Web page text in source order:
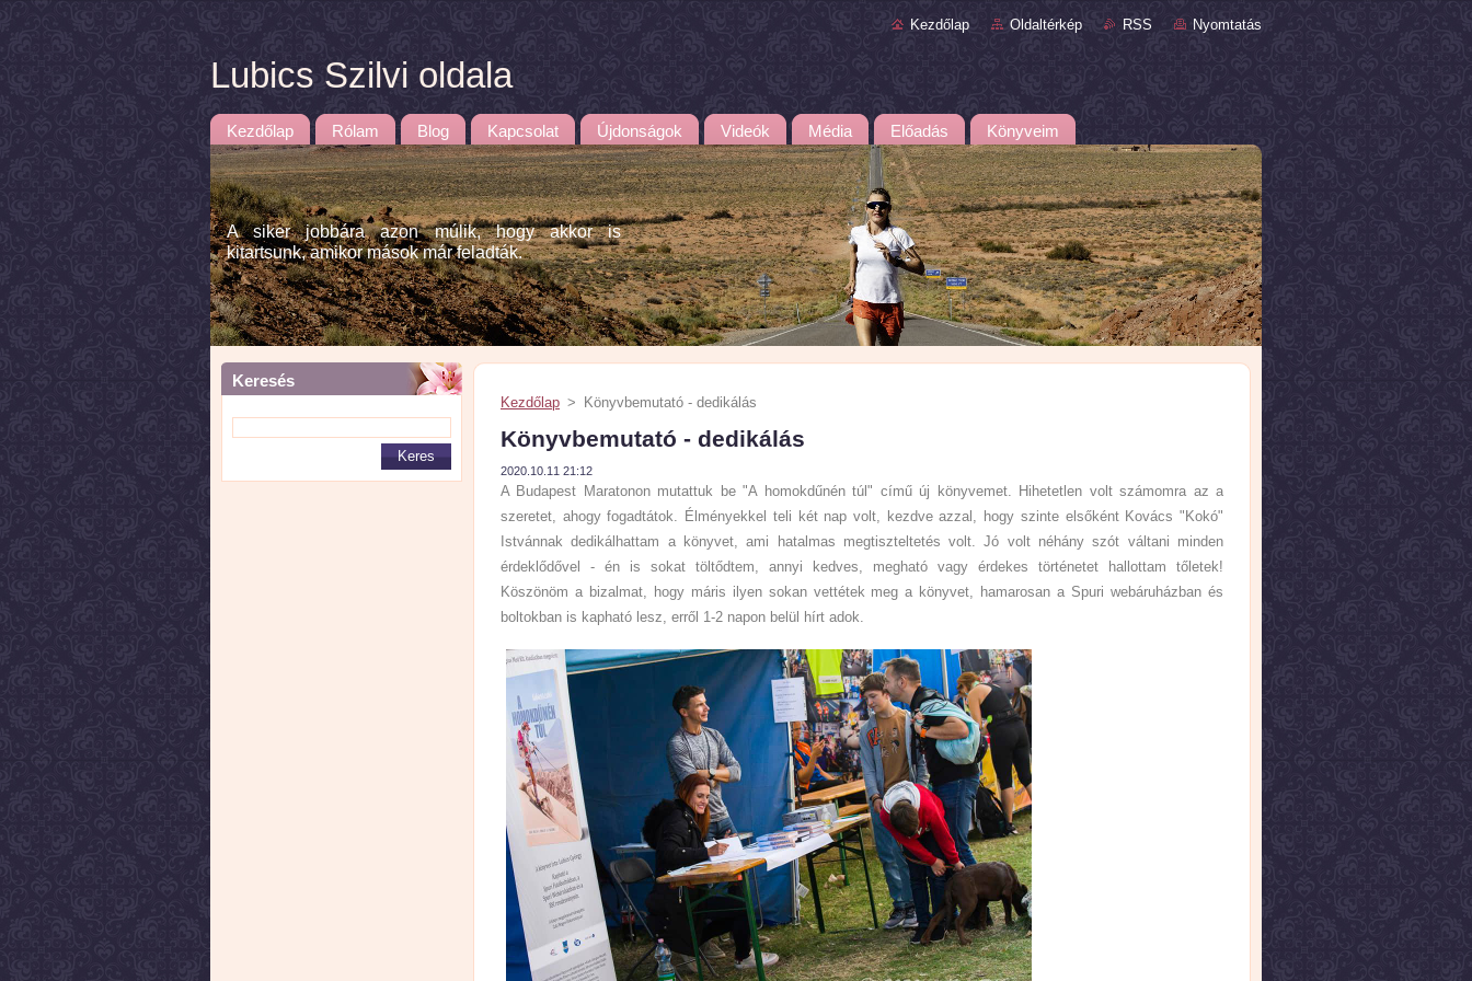
Kezdőlap Oldaltérkép RSS Nyomtatás
Lubics Szilvi oldala
Kezdőlap Rólam Blog Kapcsolat Újdonságok Videók Média Előadás Könyveim
A siker jobbára azon múlik, hogy akkor is
kitartsunk, amikor mások már feladták.
Keresés
Kezdőlap > Könyvbemutató - dedikálás
Könyvbemutató - dedikálás
2020.10.11 21:12
A Budapest Maratonon mutattuk be "A homokdűnén túl" című új könyvemet. Hihetetlen volt számomra az a
szeretet, ahogy fogadtátok. Élményekkel teli két nap volt, kezdve azzal, hogy szinte elsőként Kovács "Kokó"
Istvánnak dedikálhattam a könyvet, ami hatalmas megtiszteltetés volt. Jó volt néhány szót váltani minden
érdeklődővel - én is sokat töltődtem, annyi kedves, megható vagy érdekes történetet hallottam tőletek!
Köszönöm a bizalmat, hogy máris ilyen sokan vettétek meg a könyvet, hamarosan a Spuri webáruházban és
boltokban is kapható lesz, erről 1-2 napon belül hírt adok.